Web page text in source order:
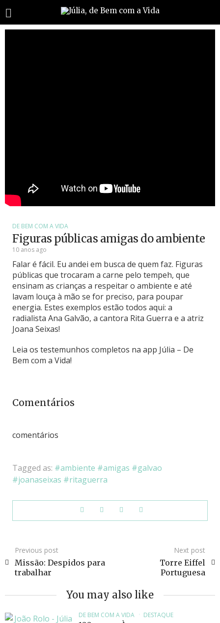
DE BEM COM A VIDA
Figuras públicas amigas do ambiente
10 anos ago
Falar é fácil. Eu andei em busca de quem faz. Figuras
públicas que trocaram a carne pelo tempeh, que
ensinam as crianças a respeitar o ambiente e até
lavam louça à mão se for preciso, para poupar
energia. Estes exemplos estão todos aqui: a
radialista Ana Galvão, a cantora Rita Guerra e a atriz
Joana Seixas!
Leia os testemunhos completos na app Júlia – De
Bem com a Vida!
Comentários
comentários
Tagged as: ambiente amigas
galvao
joanaseixas
ritaguerra
Previous post
Missão: Despidos para
trabalhar
Next post
Torre Eiffel
Portuguesa
You may also like
DE BEM COM A VIDA DESTAQUE